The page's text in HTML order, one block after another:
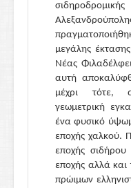
μεγάλης
Νέας
αυτή
μέχρι τότε,
γεωμετρική
ένα φυσικό
εποχής χαλκού.
εποχής σιδήρου
εποχής αλλά και
πρώιμων